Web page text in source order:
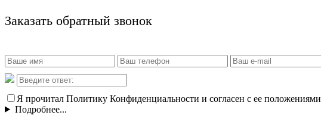
Заказать обратный звонок
Я прочитал Политику Конфиденциальности и согласен с ее положениями
Подробнее...